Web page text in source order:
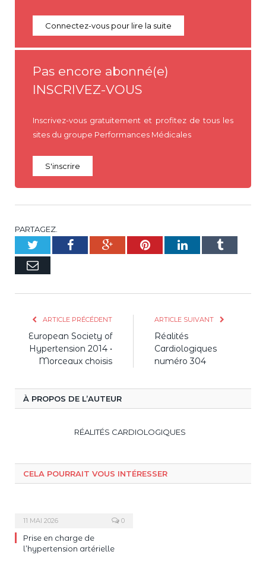
Connectez-vous pour lire la suite
Pas encore abonné(e)
INSCRIVEZ-VOUS
Inscrivez-vous gratuitement et profitez de tous les
sites du groupe Performances Médicales
S'inscrire
PARTAGEZ.
TwitterFacebookGoogle+PinterestLinkedInTumblr
E-
ARTICLE PRÉCÉDENT
European Society of
Hypertension 2014 •
Morceaux choisis
ARTICLE SUIVANT
Réalités
Cardiologiques
numéro 304
À PROPOS DE L’AUTEUR
RÉALITÉS CARDIOLOGIQUES
CELA POURRAIT VOUS INTÉRESSER
11 MAI 2026 0
Prise en charge de
l’hypertension artérielle